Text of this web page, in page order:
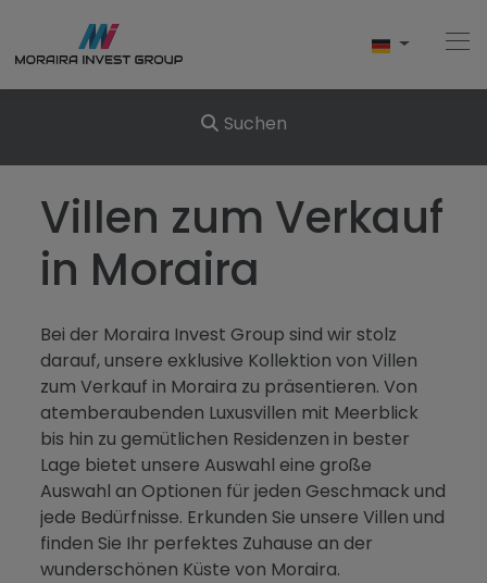
Kaufen
Neubau
Verkaufen
Bewertungen
Uber Uns
Blog
Kontakt
Suchen
Villen zum Verkauf
in Moraira
Bei der Moraira Invest Group sind wir stolz
darauf, unsere exklusive Kollektion von Villen
zum Verkauf in Moraira zu präsentieren. Von
atemberaubenden Luxusvillen mit Meerblick
bis hin zu gemütlichen Residenzen in bester
Lage bietet unsere Auswahl eine große
Auswahl an Optionen für jeden Geschmack und
jede Bedürfnisse. Erkunden Sie unsere Villen und
finden Sie Ihr perfektes Zuhause an der
wunderschönen Küste von Moraira.